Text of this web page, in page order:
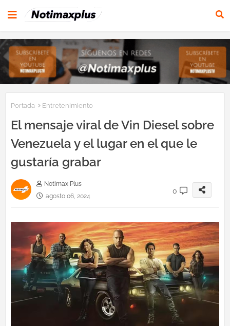
Portada Entretenimiento
El mensaje viral de Vin Diesel sobre
Venezuela y el lugar en el que le
gustaría grabar
Notimax Plus
agosto 06, 2024
0